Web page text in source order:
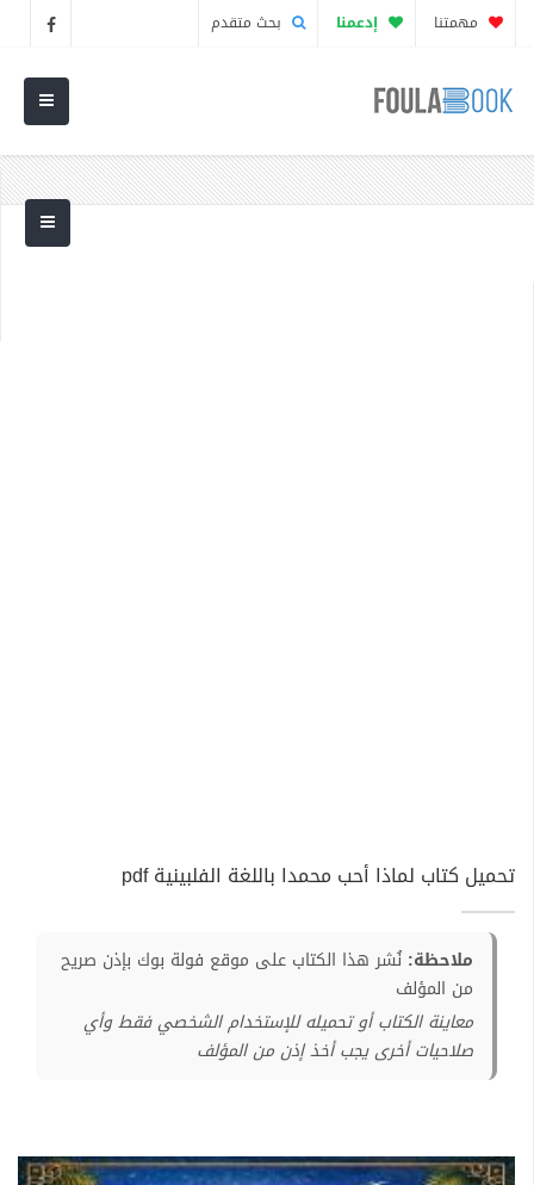
مهمتنا إدعمنا بحث متقدم
تحميل كتاب لماذا أحب محمدا باللغة الفلبينية pdf
ملاحظة: نُشر هذا الكتاب على موقع فولة بوك بإذن صريح
من المؤلف
معاينة الكتاب أو تحميله للإستخدام الشخصي فقط وأي
صلاحيات أخرى يجب أخذ إذن من المؤلف